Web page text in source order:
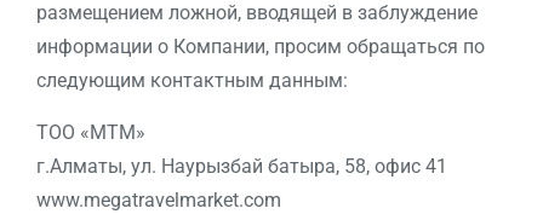
размещением ложной, вводящей в заблуждение
информации о Компании, просим обращаться по
следующим контактным данным:
ТОО «МТМ»
г.Алматы, ул. Наурызбай батыра, 58, офис 41
www.megatravelmarket.com